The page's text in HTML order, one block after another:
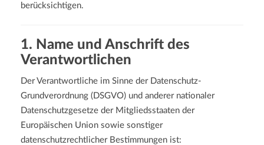
berücksichtigen.
1. Name und Anschrift des
Verantwortlichen
Der Verantwortliche im Sinne der Datenschutz-
Grundverordnung (DSGVO) und anderer nationaler
Datenschutzgesetze der Mitgliedsstaaten der
Europäischen Union sowie sonstiger
datenschutzrechtlicher Bestimmungen ist: